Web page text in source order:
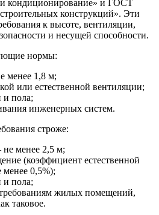
кондиционирование» и ГОСТ
конструкций». Эти
к высоте, вентиляции,
и несущей способности.
нормы:
менее 1,8 м;
или естественной вентиляции;
и пола;
инженерных систем.
строже:
менее 2,5 м;
(коэффициент естественной
0,5%);
и пола;
жилых помещений,
таковое.